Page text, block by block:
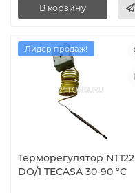
В корзину
Лидер продаж!
Терморегулятор NT122
DO/1 TECASA 30-90 °С